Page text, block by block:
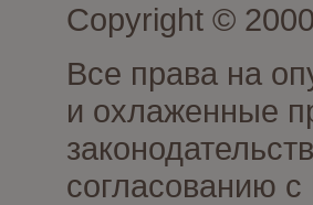
Copyright ©
Все права на
и охлаженные
согласованию с